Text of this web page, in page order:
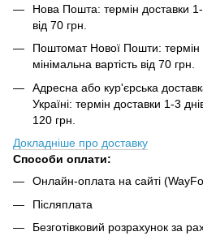
Нова Пошта: термін доставки 1-
від 70 грн.
Поштомат Нової Пошти: термін
мінімальна вартість від 70 грн.
Адресна або кур'єрська
Україні: термін доставки 1-3
120 грн.
Докладніше про доставку
Способи оплати:
Онлайн-оплата на сайті
Післяплата
Безготівковий розрахунок за